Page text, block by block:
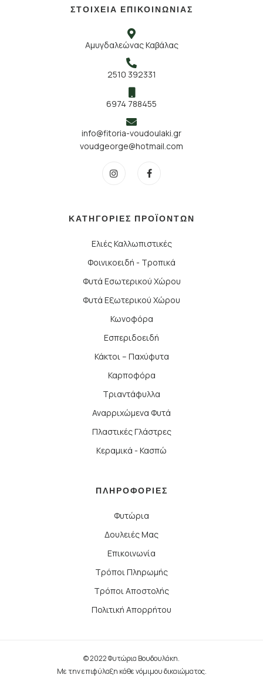
ΣΤΟΙΧΕΙΑ ΕΠΙΚΟΙΝΩΝΙΑΣ
Αμυγδαλεώνας Καβάλας
2510 392331
6974 788455
info@fitoria-voudoulaki.gr
voudgeorge@hotmail.com
ΚΑΤΗΓΟΡΙΕΣ ΠΡΟΪΟΝΤΩΝ
Ελιές Καλλωπιστικές
Φοινικοειδή - Τροπικά
Φυτά Εσωτερικού Χώρου
Φυτά Εξωτερικού Χώρου
Κωνοφόρα
Εσπεριδοειδή
Κάκτοι – Παχύφυτα
Καρποφόρα
Τριαντάφυλλα
Αναρριχώμενα Φυτά
Πλαστικές Γλάστρες
Κεραμικά - Κασπώ
ΠΛΗΡΟΦΟΡΙΕΣ
Φυτώρια
Δουλειές Μας
Επικοινωνία
Τρόποι Πληρωμής
Τρόποι Αποστολής
Πολιτική Απορρήτου
© 2022 Φυτώρια Βουδουλάκη.
Με την επιφύλαξη κάθε νόμιμου δικαιώματος.